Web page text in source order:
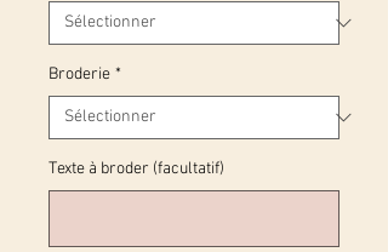
Broderie *
Texte à broder (facultatif)